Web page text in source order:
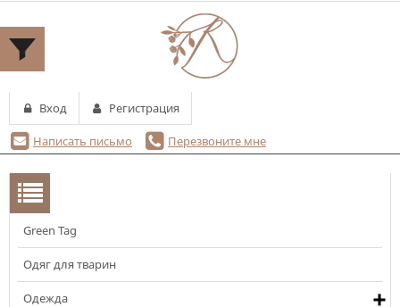
КАТЕГОРИИ
Green Tag
Одяг для тварин
Одежда
Написать письмо Перезвоните мне
Вход Регистрация